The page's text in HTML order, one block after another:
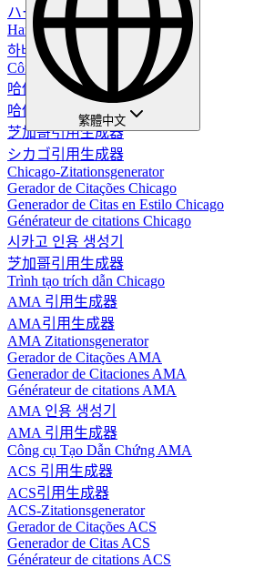
ハーバード引用生成器
Harvard-Zitiergenerator
하버드 인용 생성기
Công cụ trích dẫn Harvard
哈佛引用生成器
哈佛引用生成器
芝加哥引用生成器
シカゴ引用生成器
Chicago-Zitationsgenerator
Gerador de Citações Chicago
Generador de Citas en Estilo Chicago
Générateur de citations Chicago
시카고 인용 생성기
芝加哥引用生成器
Trình tạo trích dẫn Chicago
AMA 引用生成器
AMA引用生成器
AMA Zitationsgenerator
Gerador de Citações AMA
Generador de Citaciones AMA
Générateur de citations AMA
AMA 인용 생성기
AMA 引用生成器
Công cụ Tạo Dẫn Chứng AMA
ACS 引用生成器
ACS引用生成器
ACS-Zitationsgenerator
Gerador de Citações ACS
Generador de Citas ACS
Générateur de citations ACS
繁體中文